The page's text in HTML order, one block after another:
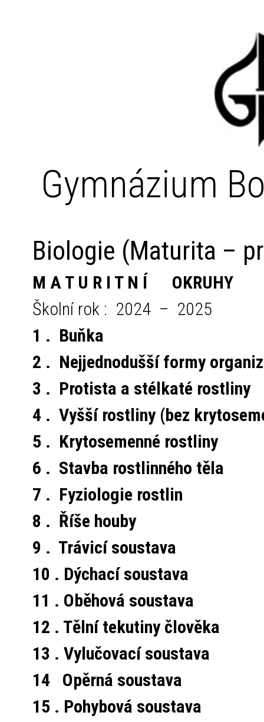
Gymnázium
Biologie (Maturita –
M A T U R I T N Í OKRUHY
Školní rok : 2024 – 2025
1 . Buňka
2 . Nejjednodušší formy
3 . Protista a stélkaté rostliny
4 . Vyšší rostliny (bez
5 . Krytosemenné rostliny
6 . Stavba rostlinného těla
7 . Fyziologie rostlin
8 . Říše houby
9 . Trávicí soustava
10 . Dýchací soustava
11 . Oběhová soustava
12 . Tělní tekutiny člověka
13 . Vylučovací soustava
14 Opěrná soustava
15 . Pohybová soustava